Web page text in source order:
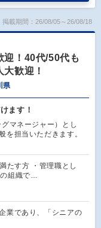
掲載期間：26/08/05～26/08/18
迎！40代/50代も
歓迎！
県
ます！
マネージャー）とし
を担当いただきます。
たす方 ・管理職とし
の組織で…
業であり、「シニアの